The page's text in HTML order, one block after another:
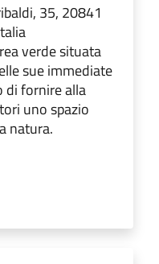
35, 20841
verde situata
sue immediate
di fornire alla
uno spazio
natura.